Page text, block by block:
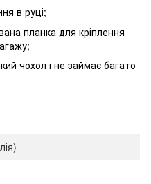
в руці;
планка для кріплення
чохол і не займає багато